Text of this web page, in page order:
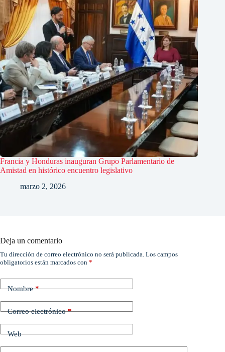
Francia y Honduras inauguran Grupo Parlamentario de
Amistad en histórico encuentro legislativo
marzo 2, 2026
Deja un comentario
Tu dirección de correo electrónico no será publicada. Los campos
obligatorios están marcados con *
Nombre*
Correo electrónico*
Web